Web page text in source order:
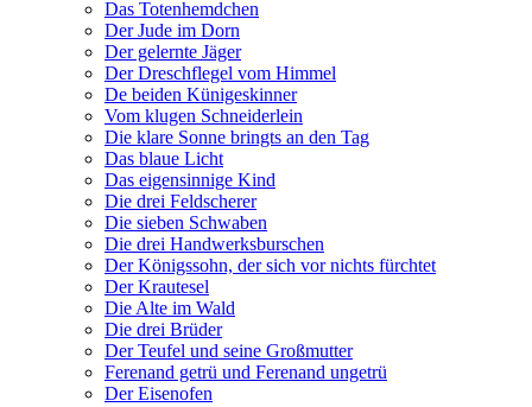
Das Totenhemdchen
Der Jude im Dorn
Der gelernte Jäger
Der Dreschflegel vom Himmel
De beiden Künigeskinner
Vom klugen Schneiderlein
Die klare Sonne bringts an den Tag
Das blaue Licht
Das eigensinnige Kind
Die drei Feldscherer
Die sieben Schwaben
Die drei Handwerksburschen
Der Königssohn, der sich vor nichts fürchtet
Der Krautesel
Die Alte im Wald
Die drei Brüder
Der Teufel und seine Großmutter
Ferenand getrü und Ferenand ungetrü
Der Eisenofen